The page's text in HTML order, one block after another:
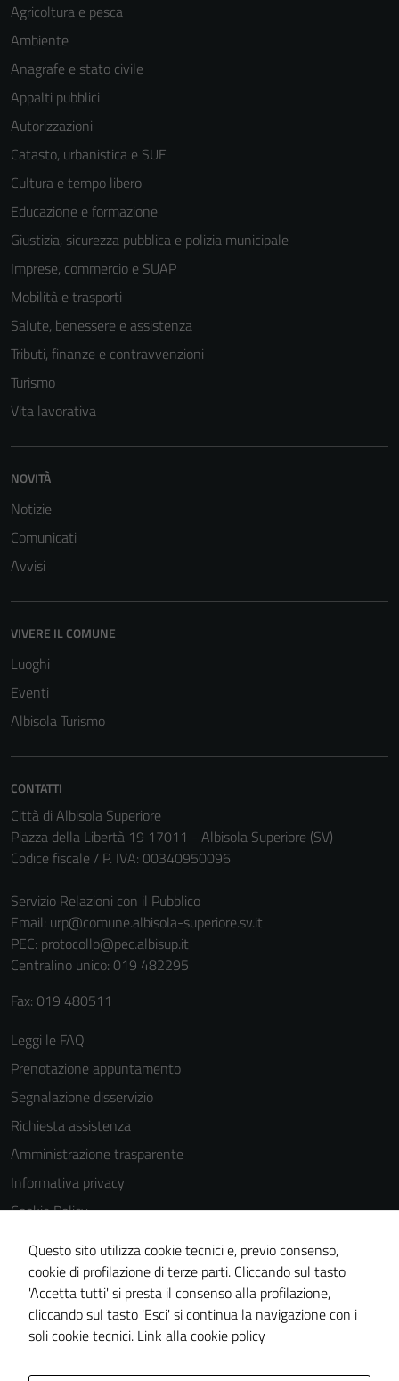
Agricoltura e pesca
Ambiente
Anagrafe e stato civile
Appalti pubblici
Autorizzazioni
Catasto, urbanistica e SUE
Cultura e tempo libero
Educazione e formazione
Giustizia, sicurezza pubblica e polizia municipale
Imprese, commercio e SUAP
Mobilità e trasporti
Salute, benessere e assistenza
Tributi, finanze e contravvenzioni
Turismo
Vita lavorativa
NOVITÀ
Notizie
Comunicati
Avvisi
VIVERE IL COMUNE
Luoghi
Eventi
Albisola Turismo
CONTATTI
Città di Albisola Superiore
Piazza della Libertà 19 17011 - Albisola Superiore (SV)
Codice fiscale / P. IVA: 00340950096
Servizio Relazioni con il Pubblico
Email: urp@comune.albisola-superiore.sv.it
PEC: protocollo@pec.albisup.it
Centralino unico: 019 482295
Fax: 019 480511
Leggi le FAQ
Prenotazione appuntamento
Segnalazione disservizio
Richiesta assistenza
Amministrazione trasparente
Informativa privacy
Cookie Policy
Note legali
Dichiarazione di accessibilità
Piano di miglioramento del sito
Statistiche sito web
Questo sito utilizza cookie tecnici e, previo consenso,
cookie di profilazione di terze parti. Cliccando sul tasto
'Accetta tutti' si presta il consenso alla profilazione,
cliccando sul tasto 'Esci' si continua la navigazione con i
soli cookie tecnici. Link alla cookie policy
funzionamento
essere
disabilitati.
informazioni